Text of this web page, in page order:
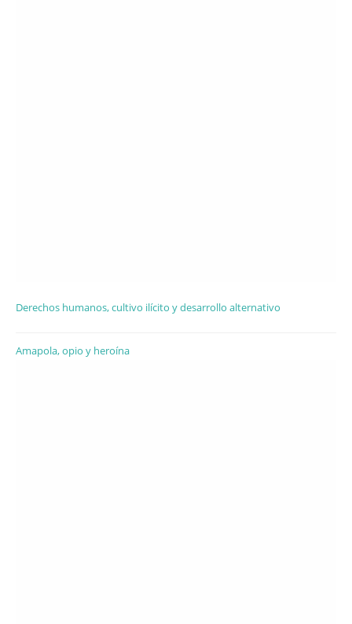
Derechos humanos, cultivo ilícito y desarrollo alternativo
Amapola, opio y heroína